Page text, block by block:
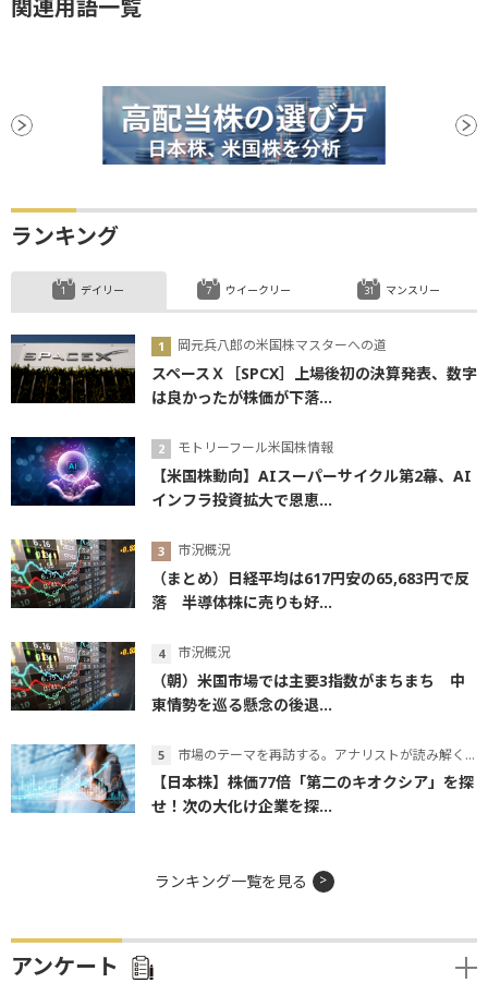
関連用語一覧
ランキング
デイリー
岡元兵八郎の米国株マスターへの道
スペースＸ［SPCX］上場後初の決算発表、数字
は良かったが株価が下落...
モトリーフール米国株情報
【米国株動向】AIスーパーサイクル第2幕、AI
インフラ投資拡大で恩恵...
市況概況
（まとめ）日経平均は617円安の65,683円で反
落 半導体株に売りも好...
市況概況
（朝）米国市場では主要3指数がまちまち 中
東情勢を巡る懸念の後退...
市場のテーマを再訪する。アナリストが読み解くテーマの本質
【日本株】株価77倍「第二のキオクシア」を探
せ！次の大化け企業を探...
ウイークリー マンスリー
ランキング一覧を見る
アンケート